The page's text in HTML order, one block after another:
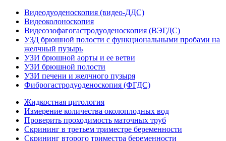
Видеодуоденоскопия (видео-ДДС)
Видеоколоноскопия
Видеоэзофагогастродуоденоскопия (ВЭГДС)
УЗД брюшной полости с функциональными пробами на
желчный пузырь
УЗИ брюшной аорты и ее ветви
УЗИ брюшной полости
УЗИ печени и желчного пузыря
Фиброгастродуоденоскопия (ФГДС)
Жидкостная цитология
Измерение количества околоплодных вод
Проверить проходимость маточных труб
Скрининг в третьем триместре беременности
Скрининг второго триместра беременности